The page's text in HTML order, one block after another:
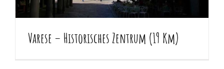
Varese – Historisches Zentrum (19 Km)